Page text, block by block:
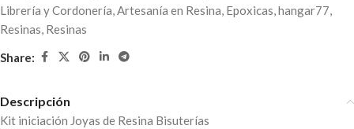
Librería y Cordonería,Artesanía en Resina, Epoxicas,hangar77,
Resinas, Resinas
Share:
Descripción
Kit iniciación Joyas de Resina Bisuterías